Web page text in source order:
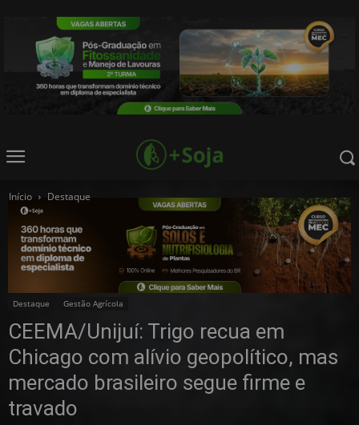
Início Destaque
Destaque Gestão Agrícola
CEEMA/Unijuí: Trigo recua em
Chicago com alívio geopolítico, mas
mercado brasileiro segue firme e
travado